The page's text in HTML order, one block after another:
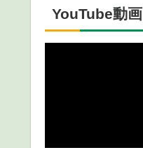
YouTube動画